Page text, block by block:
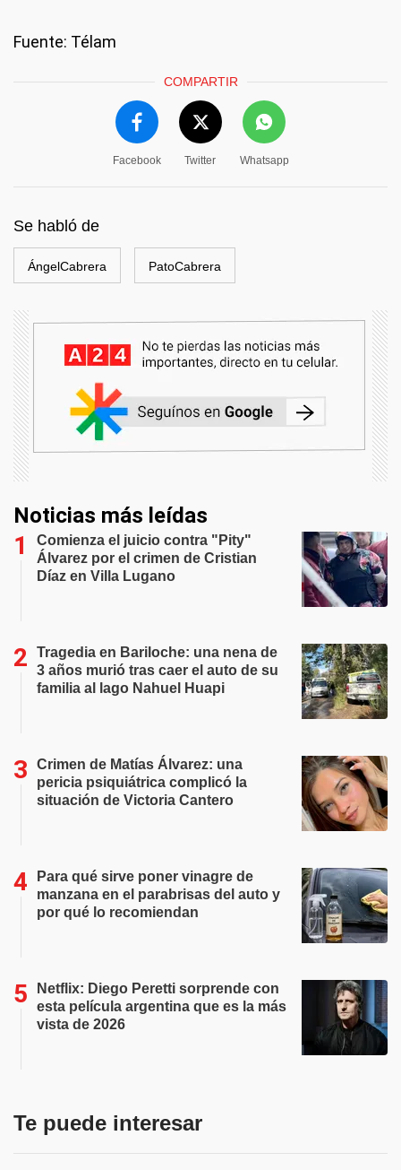
Fuente: Télam
COMPARTIR
Facebook Twitter Whatsapp
Se habló de
ÁngelCabrera PatoCabrera
Noticias más leídas
Comienza el juicio contra "Pity"
Álvarez por el crimen de Cristian
Díaz en Villa Lugano
Tragedia en Bariloche: una nena de
3 años murió tras caer el auto de su
familia al lago Nahuel Huapi
Crimen de Matías Álvarez: una
pericia psiquiátrica complicó la
situación de Victoria Cantero
Para qué sirve poner vinagre de
manzana en el parabrisas del auto y
por qué lo recomiendan
Netflix: Diego Peretti sorprende con
esta película argentina que es la más
vista de 2026
Te puede interesar